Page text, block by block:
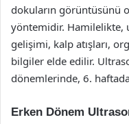
dokuların görüntüsünü
yöntemidir. Hamilelikte,
gelişimi, kalp atışları,
bilgiler elde edilir.
dönemlerinde, 6.
Erken Dönem